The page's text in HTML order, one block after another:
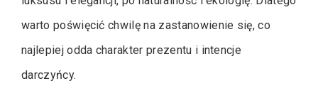
warto poświęcić chwilę na zastanowienie się, co
najlepiej odda charakter prezentu i intencje
darczyńcy.